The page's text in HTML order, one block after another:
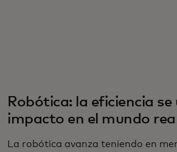
Robótica: la eficiencia se
impacto en el mundo real
La robótica avanza teniendo en